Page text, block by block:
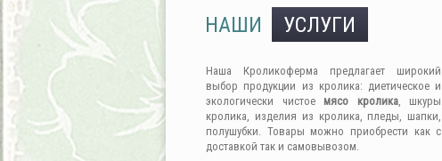
НАШИ УСЛУГИ
Наша Кроликоферма предлагает широкий
выбор продукции из кролика: диетическое и
экологически чистое мясо кролика, шкуры
кролика, изделия из кролика, пледы, шапки,
полушубки. Товары можно приобрести как с
доставкой так и самовывозом.